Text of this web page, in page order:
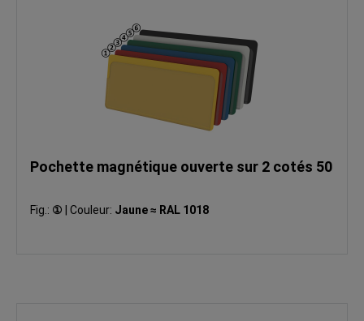
Pochette magnétique ouverte sur 2 cotés 50
Fig.: ① Couleur: Jaune ≈ RAL 1018